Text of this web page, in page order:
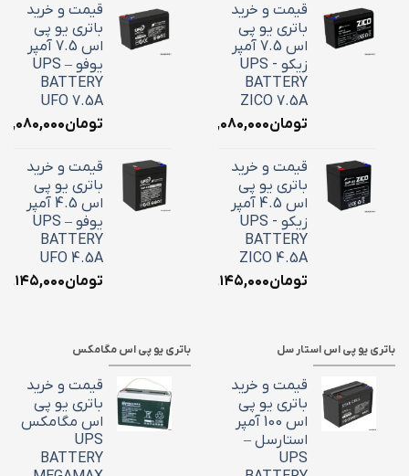
قیمت و خرید
باتری یو پی
اس 7.5 آمپر
زیکو - UPS
BATTERY
ZICO 7.5A
تومان۳,۰۸۰,۰۰۰
قیمت و خرید
باتری یو پی
اس 4.5 آمپر
زیکو - UPS
BATTERY
ZICO 4.5A
تومان۲,۱۴۵,۰۰۰
قیمت و خرید
باتری یو پی
اس 7.5 آمپر
یوفو – UPS
BATTERY
UFO 7.5A
تومان۳,۰۸۰,۰۰۰
قیمت و خرید
باتری یو پی
اس 4.5 آمپر
یوفو – UPS
BATTERY
UFO 4.5A
تومان۲,۱۴۵,۰۰۰
باتری یو پی اس استار سل
قیمت و خرید
باتری یو پی
اس 100 آمپر
استارسل –
UPS
باتری یو پی اس مگامکس
قیمت و خرید
باتری یو پی
اس مگامکس
UPS
BATTERY